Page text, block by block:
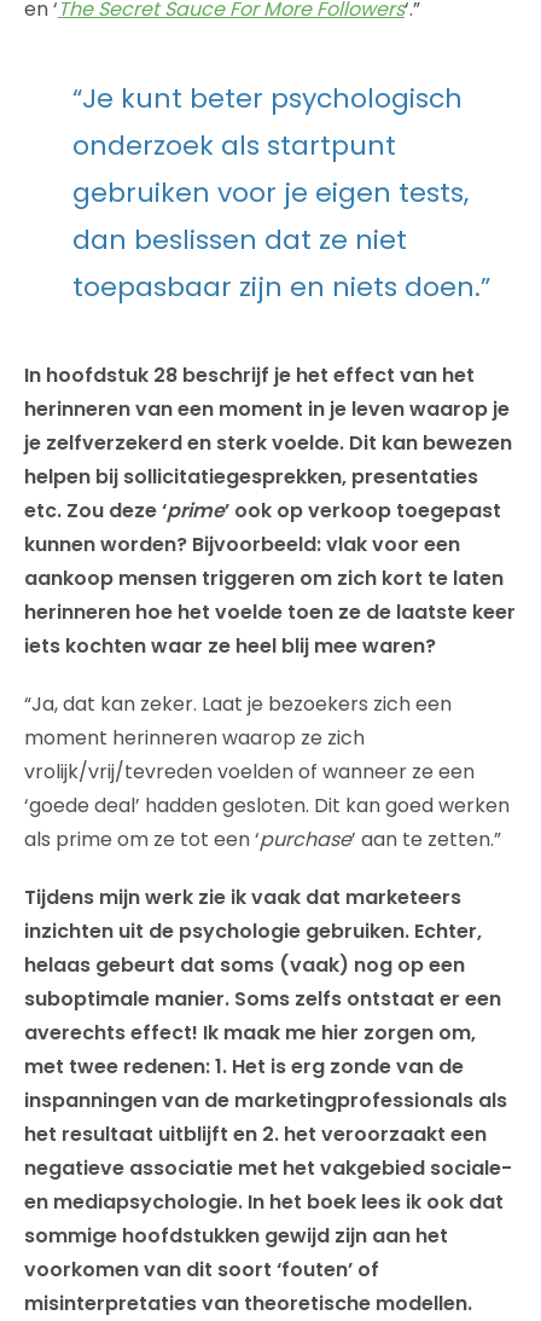
en ‘The Secret Sauce For More Followers‘.”
“Je kunt beter psychologisch
onderzoek als startpunt
gebruiken voor je eigen tests,
dan beslissen dat ze niet
toepasbaar zijn en niets doen.”
In hoofdstuk 28 beschrijf je het effect van het
herinneren van een moment in je leven waarop je
je zelfverzekerd en sterk voelde. Dit kan bewezen
helpen bij sollicitatiegesprekken, presentaties
etc. Zou deze ‘prime’ ook op verkoop toegepast
kunnen worden? Bijvoorbeeld: vlak voor een
aankoop mensen triggeren om zich kort te laten
herinneren hoe het voelde toen ze de laatste keer
iets kochten waar ze heel blij mee waren?
“Ja, dat kan zeker. Laat je bezoekers zich een
moment herinneren waarop ze zich
vrolijk/vrij/tevreden voelden of wanneer ze een
‘goede deal’ hadden gesloten. Dit kan goed werken
als prime om ze tot een ‘purchase’ aan te zetten.”
Tijdens mijn werk zie ik vaak dat marketeers
inzichten uit de psychologie gebruiken. Echter,
helaas gebeurt dat soms (vaak) nog op een
suboptimale manier. Soms zelfs ontstaat er een
averechts effect! Ik maak me hier zorgen om,
met twee redenen: 1. Het is erg zonde van de
inspanningen van de marketingprofessionals als
het resultaat uitblijft en 2. het veroorzaakt een
negatieve associatie met het vakgebied sociale-
en mediapsychologie. In het boek lees ik ook dat
sommige hoofdstukken gewijd zijn aan het
voorkomen van dit soort ‘fouten’ of
misinterpretaties van theoretische modellen.